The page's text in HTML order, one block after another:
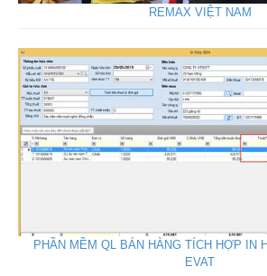
REMAX VIỆT NAM
PHẦN MỀM QL BÁN HÀNG TÍCH HỢP IN
EVAT